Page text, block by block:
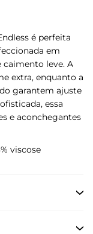
é perfeita
em
leve. A
extra, enquanto a
garantem ajuste
essa
e aconchegantes
viscose